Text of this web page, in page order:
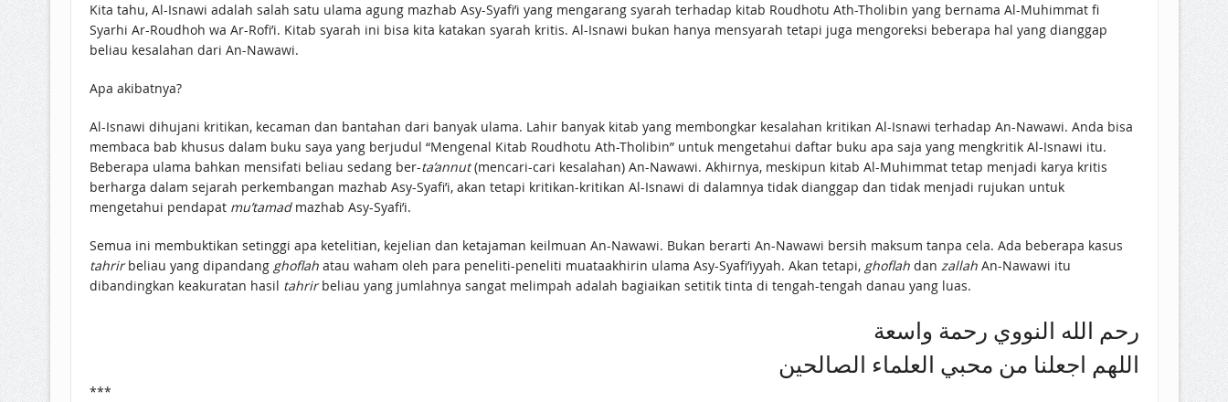
Kita tahu, Al-Isnawi adalah salah satu ulama agung mazhab Asy-Syafi’i yang mengarang syarah terhadap kitab Roudhotu Ath-Tholibin yang bernama Al-Muhimmat fi
Syarhi Ar-Roudhoh wa Ar-Rofi’i. Kitab syarah ini bisa kita katakan syarah kritis. Al-Isnawi bukan hanya mensyarah tetapi juga mengoreksi beberapa hal yang dianggap
beliau kesalahan dari An-Nawawi.
Apa akibatnya?
Al-Isnawi dihujani kritikan, kecaman dan bantahan dari banyak ulama. Lahir banyak kitab yang membongkar kesalahan kritikan Al-Isnawi terhadap An-Nawawi. Anda bisa
membaca bab khusus dalam buku saya yang berjudul “Mengenal Kitab Roudhotu Ath-Tholibin” untuk mengetahui daftar buku apa saja yang mengkritik Al-Isnawi itu.
Beberapa ulama bahkan mensifati beliau sedang ber-ta’annut(mencari-cari kesalahan) An-Nawawi. Akhirnya, meskipun kitab Al-Muhimmat tetap menjadi karya kritis
berharga dalam sejarah perkembangan mazhab Asy-Syafi’i, akan tetapi kritikan-kritikan Al-Isnawi di dalamnya tidak dianggap dan tidak menjadi rujukan untuk
mengetahui pendapat mu’tamadmazhab Asy-Syafi’i.
Semua ini membuktikan setinggi apa ketelitian, kejelian dan ketajaman keilmuan An-Nawawi. Bukan berarti An-Nawawi bersih maksum tanpa cela. Ada beberapa kasus
tahrirbeliau yang dipandang ghoflahatau waham oleh para peneliti-peneliti muataakhirin ulama Asy-Syafi’iyyah. Akan tetapi, ghoflahdan zallahAn-Nawawi itu
dibandingkan keakuratan hasil tahrirbeliau yang jumlahnya sangat melimpah adalah bagiaikan setitik tinta di tengah-tengah danau yang luas.
رحم الله النووي رحمة واسعة
اللهم اجعلنا من محبي العلماء الصالحين
***